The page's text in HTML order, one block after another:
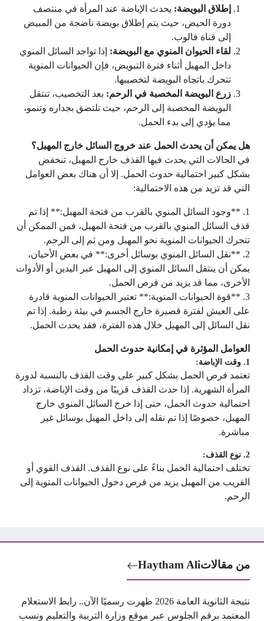
إطلاق البويضة: يحدث الإباضة عند المرأة في منتصف
دورة الحيض، حيث يتم إطلاق بويضة ناضجة من المبيض
إلى قناة فالوب.
لقاء الحيوان المنوي مع البويضة: إذا تواجد السائل المنوي
داخل المهبل أثناء فترة التبويض، فإن الحيوانات المنوية
تتحرك باتجاه البويضة لتخصيبها.
زرع البويضة المخصبة في الرحم: بعد التخصيب، تنتقل
البويضة المخصبة إلى الرحم، حيث تلتصق بجداره وتنمو،
مما يؤدي إلى بدء الحمل.
هل يمكن أن يحدث الحمل عند خروج السائل خارج المهبل؟
في الحالات التي يحدث فيها القذف خارج المهبل، تنخفض
بشكل كبير احتمالية حدوث الحمل. إلا أن هناك بعض العوامل
التي قد تزيد من هذه الاحتمالية:
1. **وجود السائل المنوي بالقرب من فتحة المهبل:** إذا تم
قذف السائل المنوي بالقرب من فتحة المهبل، فمن الممكن أن
تتحرك الحيوانات المنوية نحو المهبل ومن ثم إلى الرحم.
2. **نقل السائل المنوي بوسائل أخرى:** في بعض الأحيان،
يمكن أن ينتقل السائل المنوي إلى المهبل عبر اليدين أو الأدوات
الأخرى، مما قد يزيد من فرص الحمل.
3. **قوة الحيوانات المنوية:** تعتبر الحيوانات المنوية قادرة
على العيش لفترة قصيرة خارج الجسم في بيئة رطبة. إذا تم
نقل السائل إلى المهبل خلال هذه الفترة، فقد يحدث الحمل.
العوامل المؤثرة في إمكانية حدوث الحمل
1. وقت الإباضة:
تعتمد فرص الحمل بشكل كبير على وقت القذف بالنسبة لدورة
المرأة الشهرية. إذا حدث القذف قريبًا من وقت الإباضة، تزداد
احتمالية حدوث الحمل، حتى إذا خرج السائل المنوي خارج
المهبل، خصوصًا إذا تم نقله إلى داخل المهبل بوسائل غير
مباشرة.
2. نوع القذف:
تختلف احتمالية الحمل بناءً على نوع القذف. القذف القوي أو
القريب من المهبل يزيد من فرص دخول الحيوانات المنوية إلى
الرحم.
من مقالاتHaytham Ali
نتيجة الثانوية العامة 2026 ظهرت رسميًا الآن.. رابط الاستعلام
المعتمد برقم الجلوس عبر موقع وزارة التربية والتعليم ونسب